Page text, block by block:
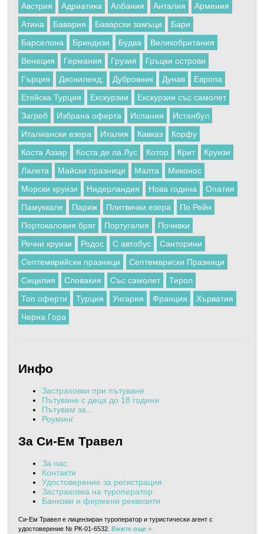
Австрия Адриатика Албания Анталия
Армения
Атина
Бавария Баварски замъци
Бари
Барселона
Бриндизи Будва
Великобритания
Венеция
Германия Грузия
Гръцки острови
Гърция
Дисниленд; Дубровник Дунав
Европа
Егейска Турция
Екскурзии
Екскурзии със самолет
Загреб
Избрана оферта Испания
Истанбул
Италиански езера
Италия Кавказ
Корфу
Коста Аззар
Коста де ла Лус Котор Крит
Круизи
Лалета
Майски празници Малта
Миконос
Морски круизи
Нидерландия Нова година
Опатия
Памуккале
Париж Плитвички езера
По Рейн
Портокаловия бряг
Португалия
Почивки
Речни круизи
Родос С автобус
Санторини
Септемврийски празници
Септемвриски Празници
Сицилия
Словакия Със самолет
Тирол
Топ оферти
Турция Унгария Франция
Хърватия
Черна Гора
Инфо
Застраховки при пътуване
Пътуване с деца до 18 години
Пътувам за...
Роуминг
За Си-Ем Травел
За нас
Контакти
Удостоверение за регистрация
Застраховка на туроператор
Банкови и фирмени реквизити
Си-Ем Травел е лицензиран туроператор и туристически агент с
удостоверение № РК-01-6532.
Вижте още »